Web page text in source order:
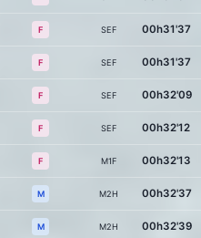
F SEF 00h31'37
F SEF 00h31'37
F SEF 00h32'09
F SEF 00h32'12
F M1F 00h32'13
M M2H 00h32'37
M M2H 00h32'39